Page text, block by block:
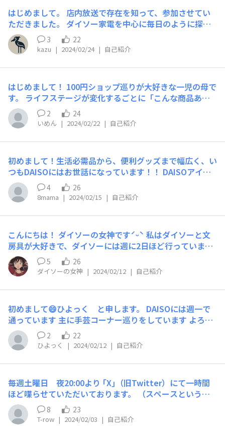
はじめまして。 店内放送で存在を知って、参加させてい
ただきました。 ダイソー家電を中心に毎日のように探索
しています。 今後ともよろしくお願いいたします
3 22
kazu | 2024/02/24 | 自己紹介
はじめまして！ 100円ショップ巡りが大好きな一児の母で
す。 ライフステージが変化するごとに「こんな商品あっ
たんだ、ありがたい！」と、自分の目線の変化も楽しみな
がら利用させていただいています。 これからもよろしく
お願いします！
2 24
いめん | 2024/02/22 | 自己紹介
初めまして！生活必需品から、便利グッズまで幅広く、い
つもDAISOにはお世話になっています！！ DAISOアイテ
ムを使ってオシャレにスッキリさせる収納術など、DAISO
ファンの皆さんから情報が頂けたら嬉しいなと思い、登録
させて頂きました。よろしくお願いします♪
4 26
8mama | 2024/02/15 | 自己紹介
こんにちは！ ダイソーの女神ですˊᵕˋ 私はダイソーと文
房具が大好きで、ダイソーには週に2日ほど行っていま
す!! 周りに文房具好きやダイソー好きの方がいないので、
皆さんとたくさん話したいです。 どうぞよろしくお願い
します(´˘`)♡
5 26
ダイソーの女神 | 2024/02/12 | 自己紹介
初めまして😄ひよっく と申します。 DAISOには週一で
通っています 主に手芸コーナー巡りをしています よろし
くお願いします😄
2 22
ひよっく | 2024/02/12 | 自己紹介
毎週土曜日 夜20:00より ｢X｣（旧Twitter）にて一時間
ほど喋らせていただいております。 （スペースというサ
ービスですね！） T-ROWと申します。 毎週やっていて告
知をしていたのですが、 この度、このスレッドにお題を
続けてみようと思いましたので投稿しなおしました。 今
8 23
T-row | 2024/02/03 | 自己紹介